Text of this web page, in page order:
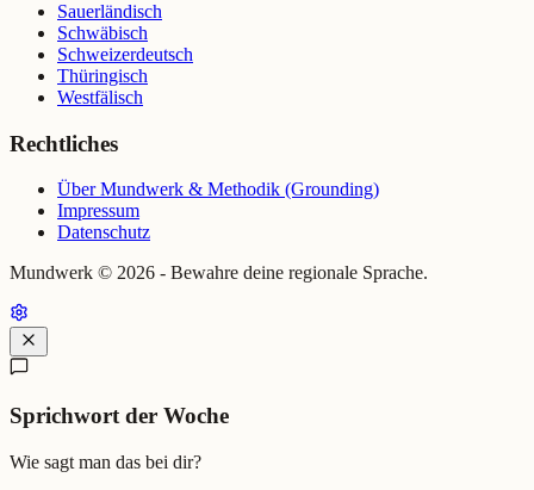
Sauerländisch
Schwäbisch
Schweizerdeutsch
Thüringisch
Westfälisch
Rechtliches
Über Mundwerk & Methodik (Grounding)
Impressum
Datenschutz
Mundwerk © 2026 - Bewahre deine regionale Sprache.
Sprichwort der Woche
Wie sagt man das bei dir?